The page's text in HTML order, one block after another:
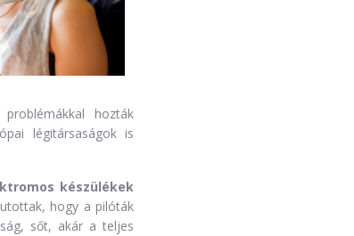
hozták
légitársaságok is
készülékek
hogy a pilóták
sőt, akár a teljes